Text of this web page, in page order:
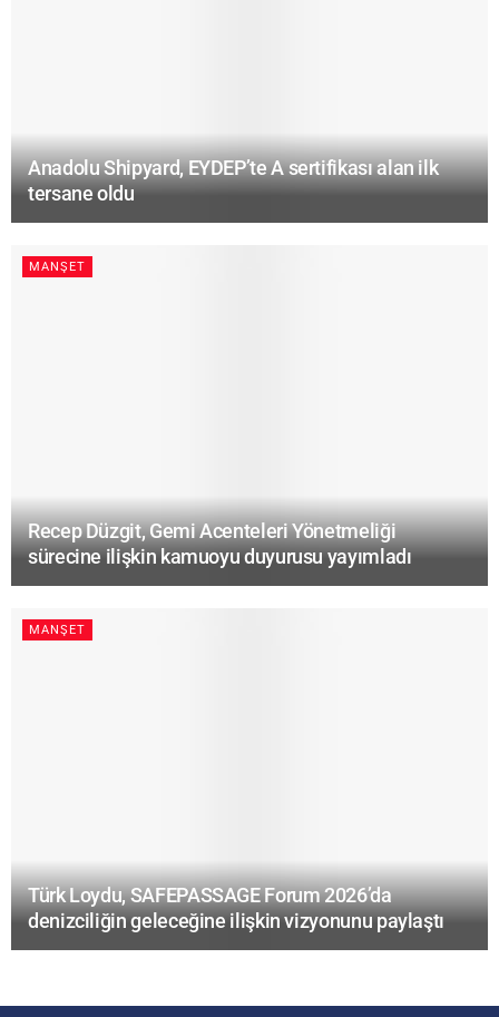
Anadolu Shipyard, EYDEP’te A sertifikası alan ilk
tersane oldu
MANŞET
Recep Düzgit, Gemi Acenteleri Yönetmeliği
sürecine ilişkin kamuoyu duyurusu yayımladı
MANŞET
Türk Loydu, SAFEPASSAGE Forum 2026’da
denizciliğin geleceğine ilişkin vizyonunu paylaştı